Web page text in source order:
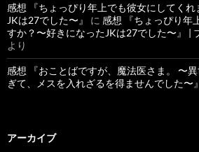
感想 『ちょっぴり年上でも彼女にしてく
JKは27でした〜』
に 感想 『ちょっぴり年
すか？〜好きになったJKは27でした〜』 |
より
感想 『おことばですが、魔法医さま。 〜
ぎて、メスを入れざるを得ませんでした〜』
アーカイブ